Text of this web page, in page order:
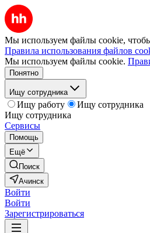
Мы используем файлы cookie, чтобы
Правила использования файлов
Мы используем файлы cookie.
Понятно
Ищу сотрудника
Ищу работу
Ищу сотрудника
Ищу сотрудника
Сервисы
Помощь
Ещё
Поиск
Ачинск
Войти
Войти
Зарегистрироваться